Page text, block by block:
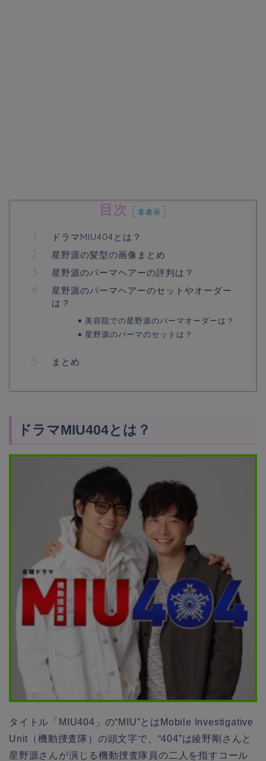
目次 [ 非表示]
ドラマMIU404とは？
星野源の髪型の画像まとめ
星野源のパーマヘアーの評判は？
星野源のパーマヘアーのセットやオーダー
は？
美容院での星野源のパーマオーダーは？
星野源のパーマのセットは？
まとめ
ドラマMIU404とは？
タイトル「MIU404」の“MIU”とはMobile Investigative
Unit（機動捜査隊）の頭文字で、“404”は綾野剛さんと
星野源さんが演じる機動捜査隊員の二人を指すコール